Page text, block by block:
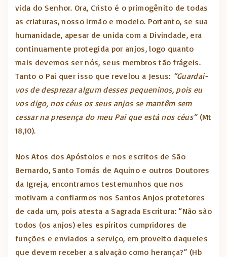
vida do Senhor. Ora, Cristo é o primogênito de todas
as criaturas, nosso irmão e modelo. Portanto, se sua
humanidade, apesar de unida com a Divindade, era
continuamente protegida por anjos, logo quanto
mais devemos ser nós, seus membros tão frágeis.
Tanto o Pai quer isso que revelou a Jesus: “Guardai-
vos de desprezar algum desses pequeninos, pois eu
vos digo, nos céus os seus anjos se mantêm sem
cessar na presença do meu Pai que está nos céus”(Mt
18,10).
Nos Atos dos Apóstolos e nos escritos de São
Bernardo, Santo Tomás de Aquino e outros Doutores
da Igreja, encontramos testemunhos que nos
motivam a confiarmos nos Santos Anjos protetores
de cada um, pois atesta a Sagrada Escritura: “Não são
todos (os anjos) eles espíritos cumpridores de
funções e enviados a serviço, em proveito daqueles
que devem receber a salvação como herança?” (Hb